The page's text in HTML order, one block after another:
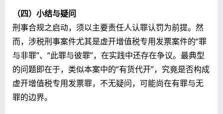
（四）小结与疑问
刑事合规之启动，须以主要责任人认罪认罚为前提。然
而，涉税刑事案件尤其是虚开增值税专用发票案件的“罪
与非罪”、“此罪与彼罪”，在实践中还存在争议。最典型
的问题即在于，类似本案中的“有货代开”，究竟是否构成
虚开增值税专用发票罪，不无疑问，可能尚在有罪与无
罪的边界。